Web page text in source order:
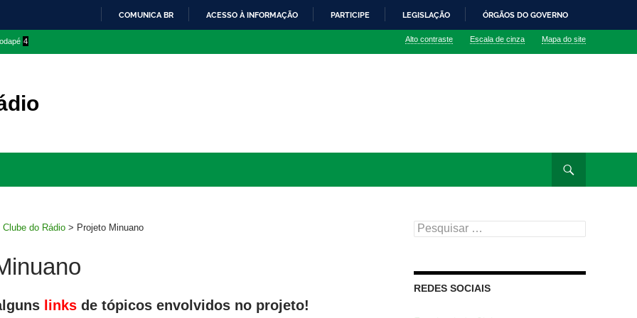
O
COMUNICA BR ACESSO À INFORMAÇÃO PARTICIPE LEGISLAÇÃO ÓRGÃOS DO GOVERNO
4 Alto contraste Escala de cinza Mapa do site
Clube do Rádio > Projeto Minuano
linksde tópicos envolvidos no projeto!
Pesquisar
por:
REDES SOCIAIS